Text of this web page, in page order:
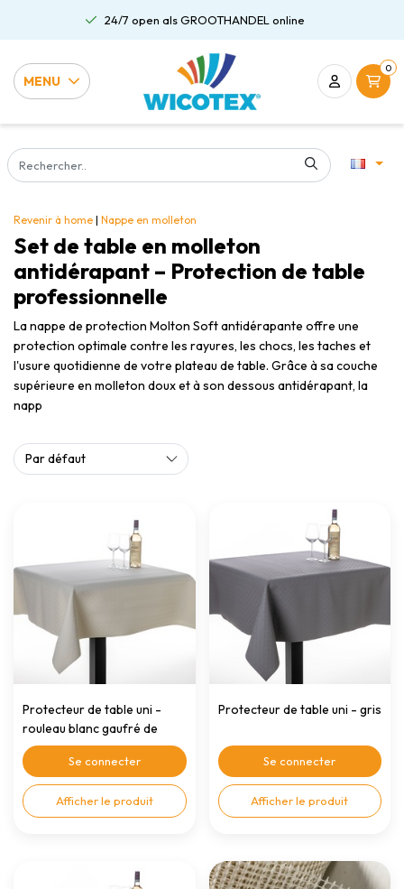
24/7 open als GROOTHANDEL online
MENU
0
Revenir à home | Nappe en molleton
Set de table en molleton
antidérapant – Protection de table
professionnelle
La nappe de protection Molton Soft antidérapante offre une
protection optimale contre les rayures, les chocs, les taches et
l'usure quotidienne de votre plateau de table. Grâce à sa couche
supérieure en molleton doux et à son dessous antidérapant, la
napp
Protecteur de table uni -
rouleau blanc gaufré de
140cm x 20mtr.
Se connecter
Afficher le produit
Protecteur de table uni - gris
Se connecter
Afficher le produit